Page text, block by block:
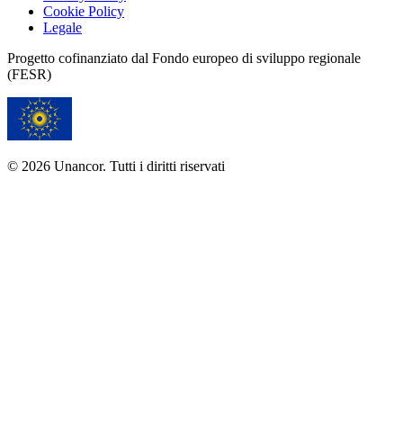
Cookie Policy
Legale
Progetto cofinanziato dal Fondo europeo di sviluppo regionale
(FESR)
© 2026 Unancor. Tutti i diritti riservati